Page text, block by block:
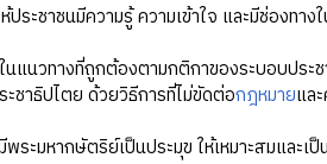
ระชาชนมีความรู้ ความเข้าใจ และมีช่องทาง
แนวทางที่ถูกต้องตามกติกาของระบอบประ
ชาธิปไตย ด้วยวิธีการที่ไม่ขัดต่อกฎหมายแล
มหากษัตริย์เป็นประมุข ให้เหมาะสมและเป็